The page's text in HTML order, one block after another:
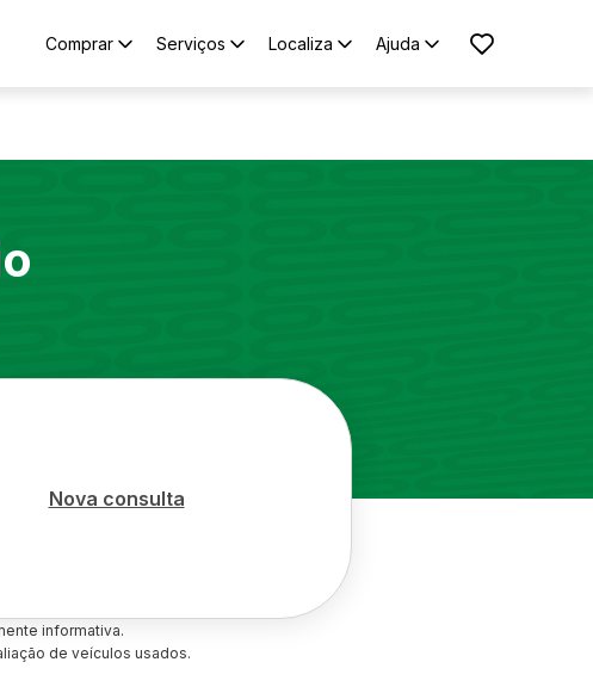
Comprar Serviços Localiza Ajuda
Nova consulta
informativa.
de veículos usados.